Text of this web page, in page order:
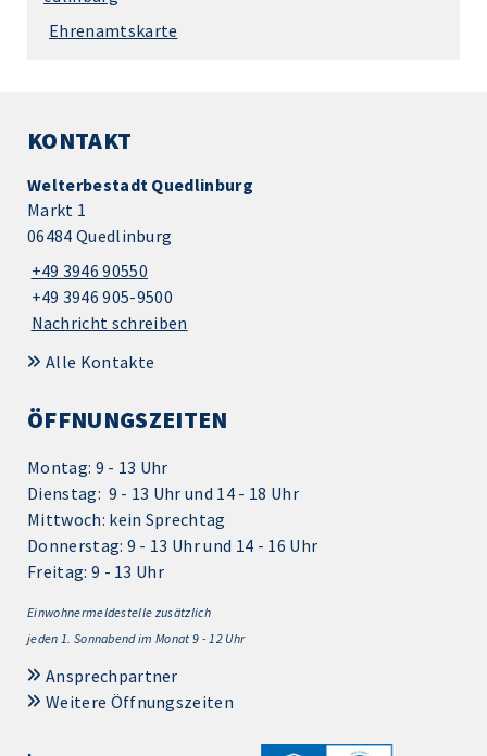
Ehrenamtskarte
KONTAKT
Welterbestadt Quedlinburg
Markt 1
06484 Quedlinburg
+49 3946 90550
+49 3946 905-9500
Nachricht schreiben
Alle Kontakte
ÖFFNUNGSZEITEN
Montag: 9 - 13 Uhr
Dienstag: 9 - 13 Uhr und 14 - 18 Uhr
Mittwoch: kein Sprechtag
Donnerstag: 9 - 13 Uhr und 14 - 16 Uhr
Freitag: 9 - 13 Uhr
Einwohnermeldestelle zusätzlich
jeden 1. Sonnabend im Monat 9 - 12 Uhr
Ansprechpartner
Weitere Öffnungszeiten